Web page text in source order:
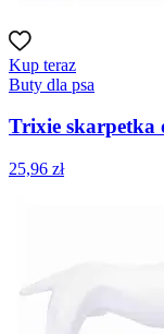
Kup teraz
Buty dla psa
Trixie skarpetka
25,96 zł